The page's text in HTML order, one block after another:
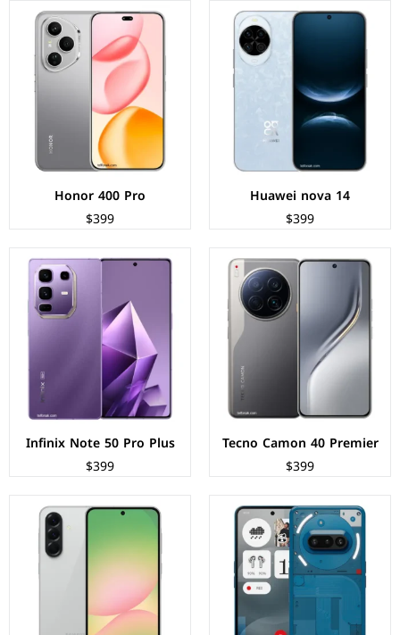
Huawei nova 14
$399
Honor 400 Pro
$399
Tecno Camon 40 Premier
$399
الشاشة:LTPO AMOLED بحجم 6.67 بوصة بدقة 1260p
المعالج:
الكاميرات:
الذاكرة+الرام:256 + 12 جيجابايت
نظام التشغيل:
البطارية:5100 ملي أمبير - 70 واط
Infinix Note 50 Pro Plus
$399
الشاشة:AMOLED بحجم 6.78 بوصة بدقة FHD+
المعالج:Mediatek Dimensity 8350
الكاميرات:
خلفية 50+50+8 م.ب/ امامية 32 م.ب
الذاكرة+الرام:
نظام التشغيل:Android 15
البطارية:5200 ملي امبير - 100 واط
عرض المواصفات ←
الشاشة:
المعالج:
الكاميرات:
خلفية 50+50+8 م.ب/ امامية 32 م.ب
الذاكرة+الرام:
نظام التشغيل:Android 15
البطارية:
عرض المواصفات ←
الكاميرات:خلفية 50+12+5 م.ب/ أمامية 12 م.ب
الذاكرة+الرام:128/256 + 8/12 جيجابايت
نظام التشغيل:Android 15
البطارية:5000 مللي امبير - 45 واط
عرض المواصفات ←